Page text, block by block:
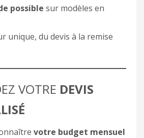
possible sur modèles en
unique, du devis à la remise
VOTRE DEVIS
votre budget mensuel